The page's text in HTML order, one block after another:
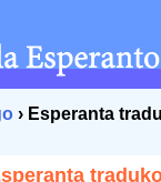
› Esperanta